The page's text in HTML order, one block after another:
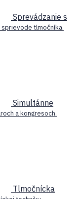
Sprevádzanie s
tlmočníka.
Simultánne
a kongresoch.
Tlmočnícka